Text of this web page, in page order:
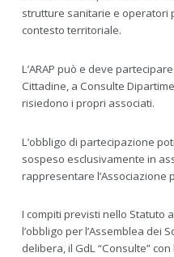
strutture sanitarie e operatori
contesto territoriale.
L’ARAP può e deve
Cittadine, a Consulte
risiedono i propri associati.
L’obbligo di partecipazione
sospeso esclusivamente in
rappresentare l’Associazione
I compiti previsti nello Statuto
l’obbligo per l’Assemblea dei
delibera, il GdL “Consulte”